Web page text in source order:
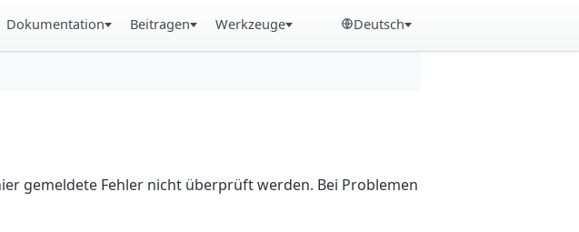
Dokumentation Beitragen Werkzeuge Deutsch
gemeldete Fehler nicht überprüft werden. Bei Problemen